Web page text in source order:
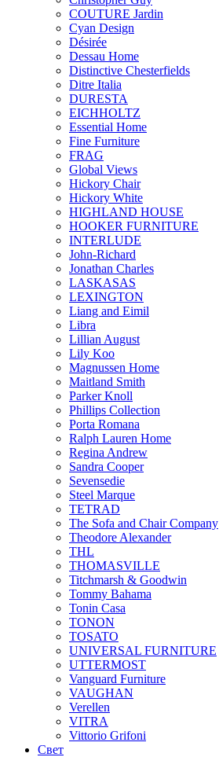
COUTURE Jardin
Cyan Design
Désirée
Dessau Home
Distinctive Chesterfields
Ditre Italia
DURESTA
EICHHOLTZ
Essential Home
Fine Furniture
FRAG
Global Views
Hickory Chair
Hickory White
HIGHLAND HOUSE
HOOKER FURNITURE
INTERLUDE
John-Richard
Jonathan Charles
LASKASAS
LEXINGTON
Liang and Eimil
Libra
Lillian August
Lily Koo
Magnussen Home
Maitland Smith
Parker Knoll
Phillips Collection
Porta Romana
Ralph Lauren Home
Regina Andrew
Sandra Cooper
Sevensedie
Steel Marque
TETRAD
The Sofa and Chair Company
Theodore Alexander
THL
THOMASVILLE
Titchmarsh & Goodwin
Tommy Bahama
Tonin Casa
TONON
TOSATO
UNIVERSAL FURNITURE
UTTERMOST
Vanguard Furniture
VAUGHAN
Verellen
VITRA
Vittorio Grifoni
Свет